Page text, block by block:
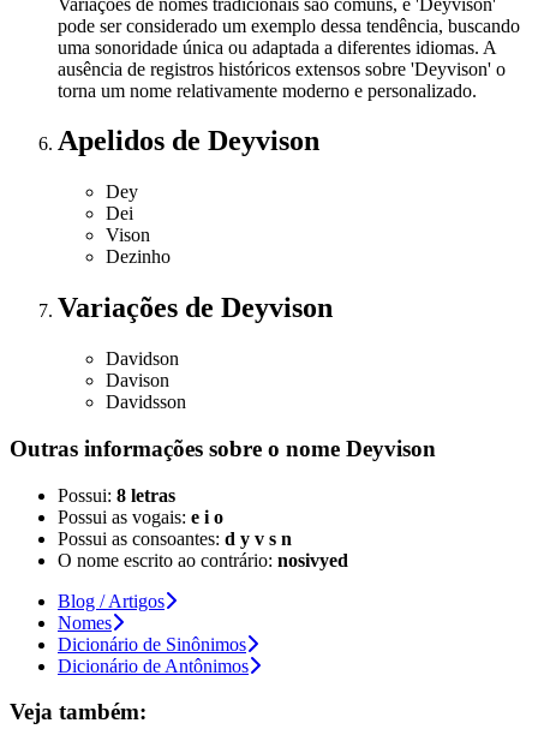
pode ser considerado um exemplo dessa tendência, buscando
uma sonoridade única ou adaptada a diferentes idiomas. A
ausência de registros históricos extensos sobre 'Deyvison' o
torna um nome relativamente moderno e personalizado.
Apelidos de Deyvison
Dey
Dei
Vison
Dezinho
Variações de Deyvison
Davidson
Davison
Davidsson
Outras informações sobre o nome Deyvison
Possui: 8 letras
Possui as vogais: e i o
Possui as consoantes: d y v s n
O nome escrito ao contrário: nosivyed
Blog / Artigos
Nomes
Dicionário de Sinônimos
Dicionário de Antônimos
Veja também: